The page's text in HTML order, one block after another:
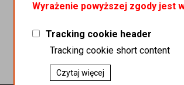
Wyrażenie powyższej zgody jest
Tracking cookie header
Tracking cookie short content
Czytaj więcej